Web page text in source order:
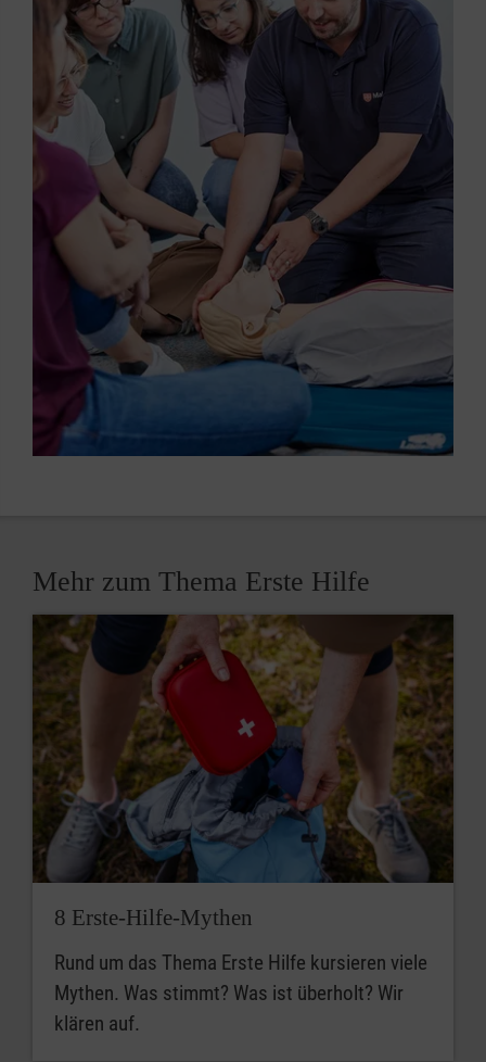
Mehr zum Thema Erste Hilfe
8 Erste-Hilfe-Mythen
Rund um das Thema Erste Hilfe kursieren viele
Mythen. Was stimmt? Was ist überholt? Wir
klären auf.